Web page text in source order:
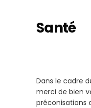
Santé
Dans le cadre
merci de bien
préconisations